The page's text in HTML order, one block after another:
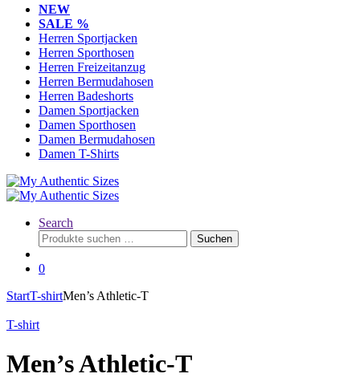
NEW
SALE %
Herren Sportjacken
Herren Sporthosen
Herren Freizeitanzug
Herren Bermudahosen
Herren Badeshorts
Damen Sportjacken
Damen Sporthosen
Damen Bermudahosen
Damen T-Shirts
Search
Suchen
nach:
Suchen
0
StartT-shirtMen’s Athletic-T
T-shirt
Men’s Athletic-T